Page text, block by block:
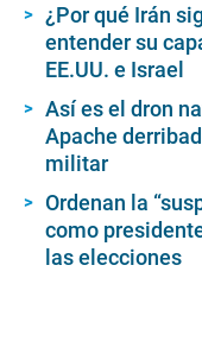
¿Por qué Irán
entender su
EE.UU. e Israel
Así es el dron
Apache
militar
Ordenan la
como
las elecciones